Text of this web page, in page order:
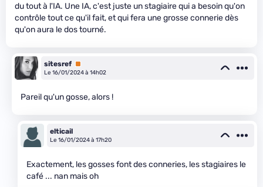
du tout à l'IA. Une IA, c'est juste un stagiaire qui a besoin qu'on
contrôle tout ce qu'il fait, et qui fera une grosse connerie dès
qu'on aura le dos tourné.
sitesref Premium
Le 16/01/2024 à 14h02
Pareil qu'un gosse, alors !
elticail
Le 16/01/2024 à 17h20
Exactement, les gosses font des conneries, les stagiaires le
café ... nan mais oh